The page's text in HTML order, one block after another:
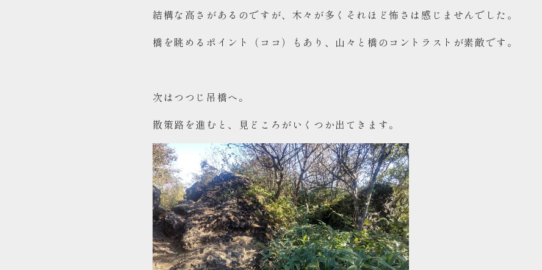
結構な高さがあるのですが、木々が多くそれほど怖さは感じませんでした。
橋を眺めるポイント（ココ）もあり、山々と橋のコントラストが素敵です。
次はつつじ吊橋へ。
散策路を進むと、見どころがいくつか出てきます。